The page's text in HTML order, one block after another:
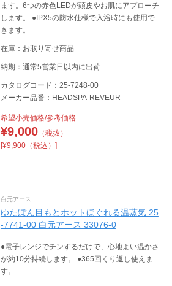
ます。6つの赤色LEDが頭皮やお肌にアプローチ
します。 ●IPX5の防水仕様で入浴時にも使用で
きます。
在庫：お取り寄せ商品
納期：通常5営業日以内に出荷
カタログコード：25-7248-00
メーカー品番：HEADSPA-REVEUR
希望小売価格/参考価格
¥9,000（税抜）
[¥9,900（税込）]
白元アース
ゆたぽん目もとホットほぐれる温蒸気 25
-7741-00 白元アース 33076-0
●電子レンジでチンするだけで、心地よい温かさ
が約10分持続します。 ●365回くり返し使えま
す。